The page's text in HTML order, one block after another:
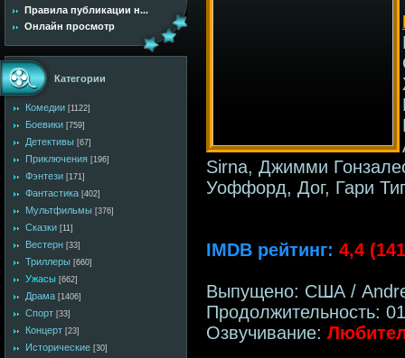
Правила публикации н...
Онлайн просмотр
Категории
Комедии [1122]
Боевики [759]
Детективы [67]
Приключения [196]
Фэнтези [171]
Фантастика [402]
Мультфильмы [376]
Сказки [11]
Вестерн [33]
Триллеры [660]
Ужасы [662]
Драма [1406]
Спорт [33]
Концерт [23]
Исторические [30]
Sirna, Джимми
Уоффорд, Дог, Гари
IMDB рейтинг: 4,4
Выпущено: США /
Продолжительность:
Озвучивание: